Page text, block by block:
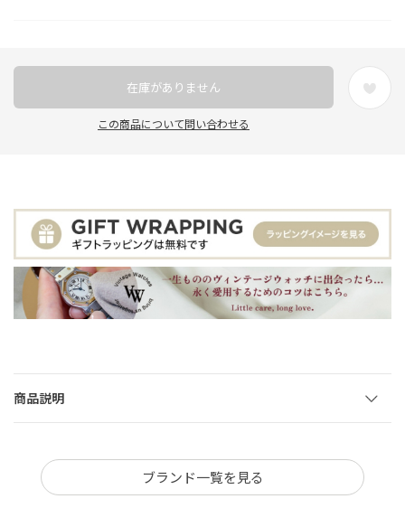
在庫がありません
この商品について問い合わせる
商品説明
ブランド一覧を見る